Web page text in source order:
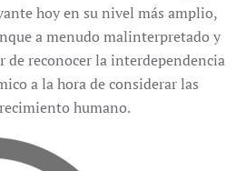
hoy en su nivel más amplio,
a menudo malinterpretado y
de reconocer la interdependencia
a la hora de considerar las
humano.